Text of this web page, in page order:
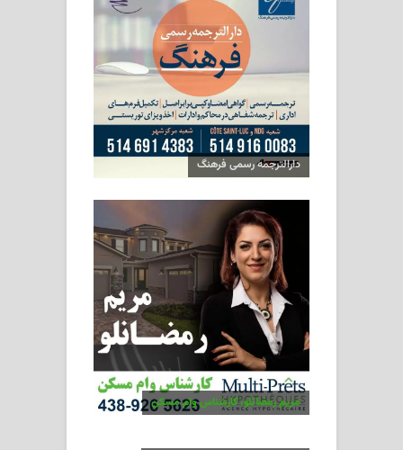
دارالترجمه رسمی فرهنگ
مریم رمضانلو، کارشناس وام مسکن